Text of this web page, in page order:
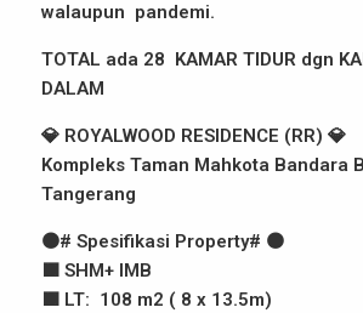
walaupun pandemi.
TOTAL ada 28 KAMAR TIDUR dgn
DALAM
💎 ROYALWOOD RESIDENCE (RR) 💎
Kompleks Taman Mahkota Bandara
Tangerang
🟤# Spesifikasi Property# 🟤
🟫 SHM+ IMB
🟫 LT: 108 m2 ( 8 x 13.5m)